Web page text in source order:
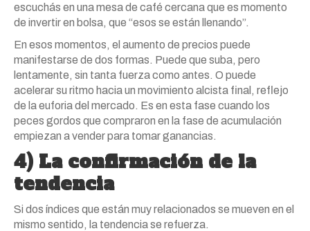
escuchás en una mesa de café cercana que es momento
de invertir en bolsa, que “esos se están llenando”.
En esos momentos, el aumento de precios puede
manifestarse de dos formas. Puede que suba, pero
lentamente, sin tanta fuerza como antes. O puede
acelerar su ritmo hacia un movimiento alcista final, reflejo
de la euforia del mercado. Es en esta fase cuando los
peces gordos que compraron en la fase de acumulación
empiezan a vender para tomar ganancias.
4) La confirmación de la
tendencia
Si dos índices que están muy relacionados se mueven en el
mismo sentido, la tendencia se refuerza.